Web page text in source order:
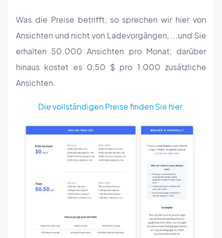
Die vollständigen Preise finden Sie hier.
Was die Preise betrifft, so sprechen wir hier von
Ansichten und nicht von Ladevorgängen, ...und Sie
erhalten 50.000 Ansichten pro Monat; darüber
hinaus kostet es 0,50 $ pro 1.000 zusätzliche
Ansichten.